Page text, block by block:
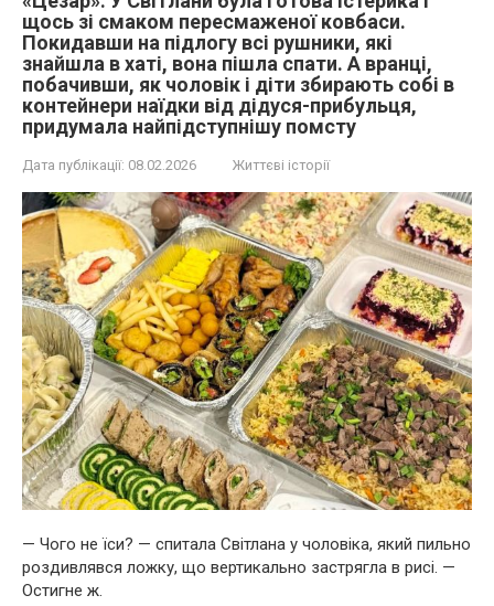
щось зі смаком пересмаженої ковбаси.
Покидавши на підлогу всі рушники, які
знайшла в хаті, вона пішла спати. А вранці,
побачивши, як чоловік і діти збирають собі в
контейнери наїдки від дідуся-прибульця,
придумала найпідступнішу помсту
Дата публікації: 08.02.2026 Життєві історії
— Чого не їси? — спитала Світлана у чоловіка, який пильно
роздивлявся ложку, що вертикально застрягла в рисі. —
Остигне ж.